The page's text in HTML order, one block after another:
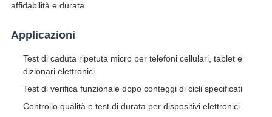
affidabilità e durata.
Applicazioni
Test di caduta ripetuta micro per telefoni cellulari, tablet e
dizionari elettronici
Test di verifica funzionale dopo conteggi di cicli specificati
Controllo qualità e test di durata per dispositivi elettronici